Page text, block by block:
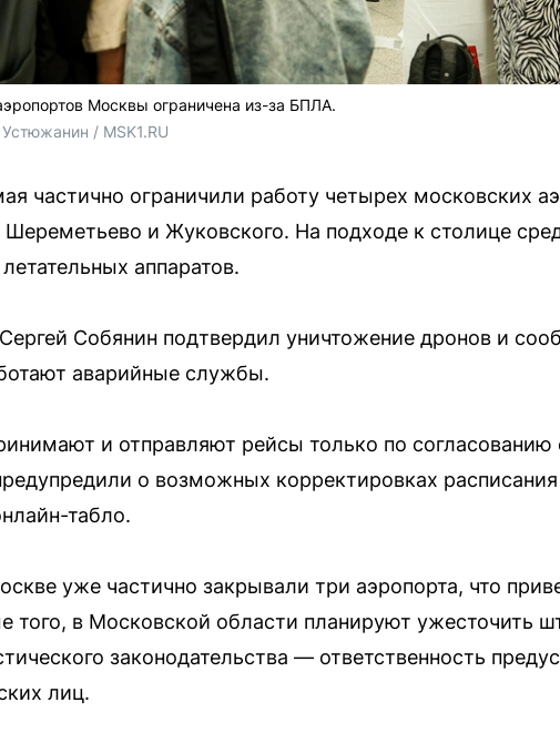
Москвы ограничена из-за БПЛА.
/ MSK1.RU
частично ограничили работу четырех московских
и Жуковского. На подходе к столице
аппаратов.
Собянин подтвердил уничтожение дронов и
аварийные службы.
и отправляют рейсы только по
о возможных корректировках
табло.
уже частично закрывали три аэропорта, что
того, в Московской области планируют ужесточить
законодательства — ответственность
лиц.